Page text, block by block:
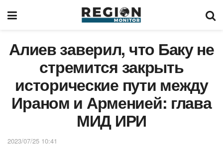
Алиев заверил, что Баку не
стремится закрыть
исторические пути между
Ираном и Арменией: глава
МИД ИРИ
2023/07/25 10:41